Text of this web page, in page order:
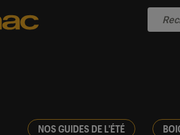
NOS GUIDES DE L'ÉTÉ